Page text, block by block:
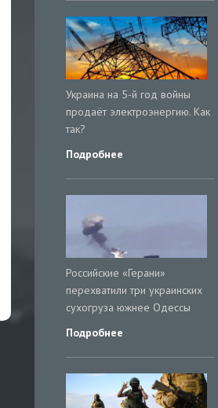
Украина на 5-й год войны
продаёт электроэнергию. Как
так?
Подробнее
Российские «Герани»
перехватили три украинских
сухогруза южнее Одессы
Подробнее